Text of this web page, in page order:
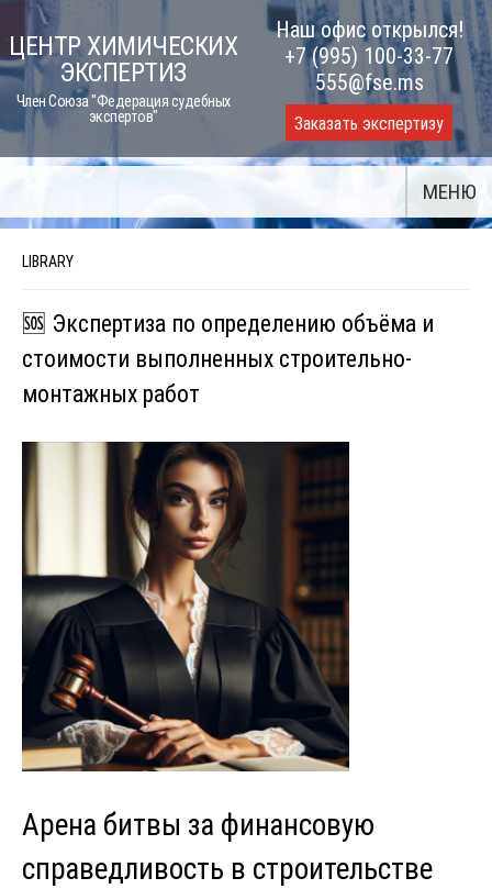
Skip
to
content
ЦЕНТР ХИМИЧЕСКИХ
ЭКСПЕРТИЗ
Член Союза "Федерация судебных
экспертов"
Наш офис открылся!
+7 (995) 100-33-77
555@fse.ms
Заказать экспертизу
МЕНЮ
LIBRARY
🆘 Экспертиза по определению объёма и
стоимости выполненных строительно-
монтажных работ
Арена битвы за финансовую
справедливость в строительстве